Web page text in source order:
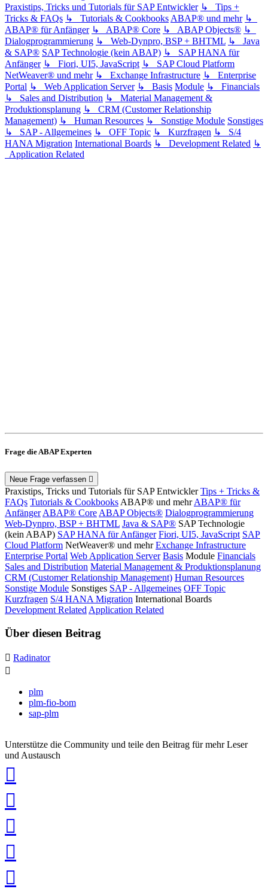
Praxistips, Tricks und Tutorials für SAP Entwickler ↳ Tips +
Tricks & FAQs ↳ Tutorials & Cookbooks ABAP® und mehr ↳
ABAP® für Anfänger ↳ ABAP® Core ↳ ABAP Objects® ↳
Dialogprogrammierung ↳ Web-Dynpro, BSP + BHTML ↳ Java
& SAP® SAP Technologie (kein ABAP) ↳ SAP HANA für
Anfänger ↳ Fiori, UI5, JavaScript ↳ SAP Cloud Platform
NetWeaver® und mehr ↳ Exchange Infrastructure ↳ Enterprise
Portal ↳ Web Application Server ↳ Basis Module ↳ Financials
↳ Sales and Distribution ↳ Material Management &
Produktionsplanung ↳ CRM (Customer Relationship
Management) ↳ Human Resources ↳ Sonstige Module Sonstiges
↳ SAP - Allgemeines ↳ OFF Topic ↳ Kurzfragen ↳ S/4
HANA Migration International Boards ↳ Development Related ↳
Application Related
Frage die ABAP Experten
Neue Frage verfassen
Praxistips, Tricks und Tutorials für SAP Entwickler Tips + Tricks &
FAQs Tutorials & Cookbooks ABAP® und mehr ABAP® für
Anfänger ABAP® Core ABAP Objects® Dialogprogrammierung
Web-Dynpro, BSP + BHTML Java & SAP® SAP Technologie
(kein ABAP) SAP HANA für Anfänger Fiori, UI5, JavaScript SAP
Cloud Platform NetWeaver® und mehr Exchange Infrastructure
Enterprise Portal Web Application Server Basis Module Financials
Sales and Distribution Material Management & Produktionsplanung
CRM (Customer Relationship Management) Human Resources
Sonstige Module Sonstiges SAP - Allgemeines OFF Topic
Kurzfragen S/4 HANA Migration International Boards
Development Related Application Related
Über diesen Beitrag
Radinator
plm
plm-fio-bom
sap-plm
Unterstütze die Community und teile den Beitrag für mehr Leser
und Austausch
teilen
teilen
teilen
teilen